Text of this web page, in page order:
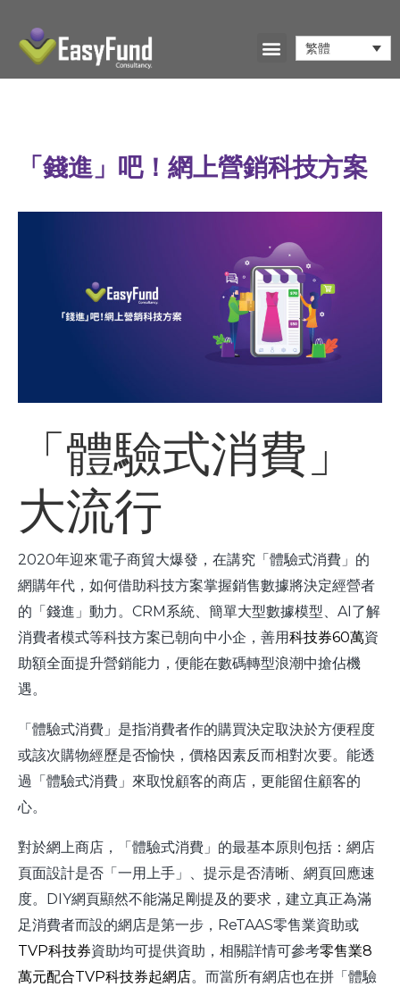
繁體
「錢進」吧！網上營銷科技方案
「體驗式消費」
大流行
2020年迎來電子商貿大爆發，在講究「體驗式消費」的
網購年代，如何借助科技方案掌握銷售數據將決定經營者
的「錢進」動力。CRM系統、簡單大型數據模型、AI了解
消費者模式等科技方案已朝向中小企，善用科技券60萬資
助額全面提升營銷能力，便能在數碼轉型浪潮中搶佔機
遇。
「體驗式消費」是指消費者作的購買決定取決於方便程度
或該次購物經歷是否愉快，價格因素反而相對次要。能透
過「體驗式消費」來取悅顧客的商店，更能留住顧客的
心。
對於網上商店，「體驗式消費」的最基本原則包括：網店
頁面設計是否「一用上手」、提示是否清晰、網頁回應速
度。DIY網頁顯然不能滿足剛提及的要求，建立真正為滿
足消費者而設的網店是第一步，ReTAAS零售業資助或
TVP科技券資助均可提供資助，相關詳情可參考零售業8
萬元配合TVP科技券起網店。而當所有網店也在拼「體驗